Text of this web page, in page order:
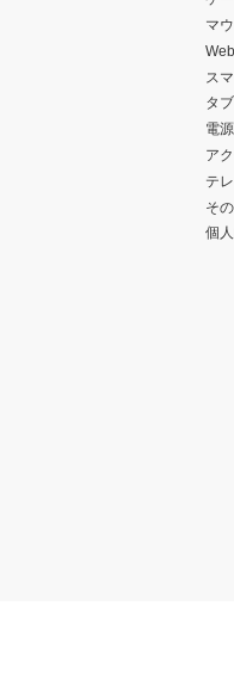
マ
ス
タ
電
ア
テ
そ
個